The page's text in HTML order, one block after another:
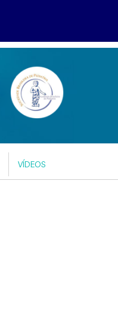
VÍDEOS